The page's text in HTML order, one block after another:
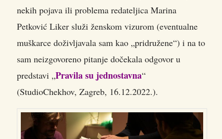
nekih pojava ili problema redateljica Marina
Petković Liker služi ženskom vizurom (eventualne
muškarce doživljavala sam kao „pridružene“) i na to
sam neizgovoreno pitanje dočekala odgovor u
predstavi „Pravila su jednostavna“
(StudioChekhov, Zagreb, 16.12.2022.).